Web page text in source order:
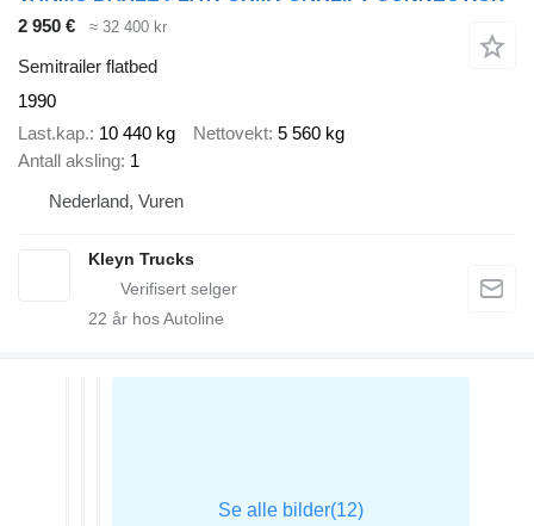
2 950 €
≈ 32 400 kr
Semitrailer flatbed
1990
Last.kap. 10 440 kg Nettovekt 5 560 kg
Antall aksling 1
Nederland, Vuren
Kleyn Trucks
22 år hos Autoline